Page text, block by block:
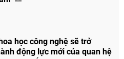
học công nghệ sẽ trở
động lực mới của quan hệ